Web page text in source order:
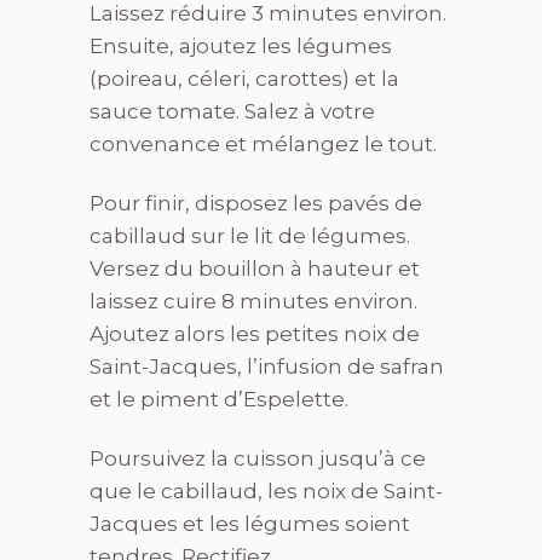
Laissez réduire 3 minutes environ.
Ensuite, ajoutez les légumes
(poireau, céleri, carottes) et la
sauce tomate. Salez à votre
convenance et mélangez le tout.
Pour finir, disposez les pavés de
cabillaud sur le lit de légumes.
Versez du bouillon à hauteur et
laissez cuire 8 minutes environ.
Ajoutez alors les petites noix de
Saint-Jacques, l’infusion de safran
et le piment d’Espelette.
Poursuivez la cuisson jusqu’à ce
que le cabillaud, les noix de Saint-
Jacques et les légumes soient